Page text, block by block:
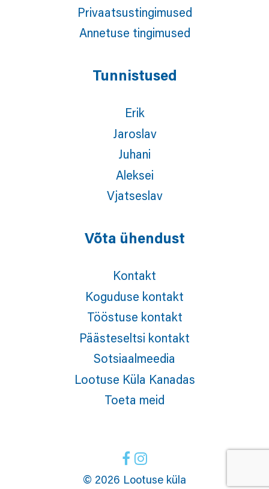
Privaatsustingimused
Annetuse tingimused
Tunnistused
Erik
Jaroslav
Juhani
Aleksei
Vjatseslav
Võta ühendust
Kontakt
Koguduse kontakt
Tööstuse kontakt
Päästeseltsi kontakt
Sotsiaalmeedia
Lootuse Küla Kanadas
Toeta meid
© 2026 Lootuse küla